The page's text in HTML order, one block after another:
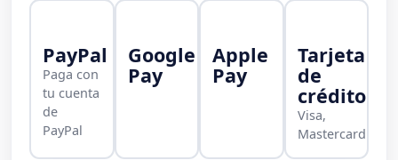
PayPal
Paga con
tu cuenta
de
PayPal
Google
Pay
Apple
Pay
Tarjeta
de
crédito
Visa,
Mastercard